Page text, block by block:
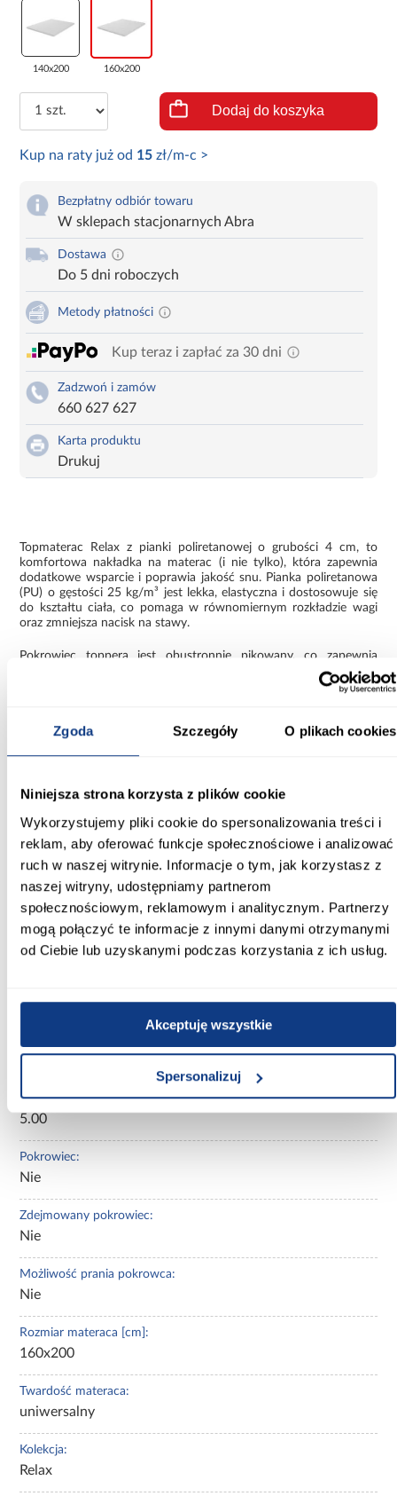
Zgoda Szczegóły O plikach cookies
Niniejsza strona korzysta z plików cookie
Wykorzystujemy pliki cookie do spersonalizowania treści i
reklam, aby oferować funkcje społecznościowe i analizować
ruch w naszej witrynie. Informacje o tym, jak korzystasz z
naszej witryny, udostępniamy partnerom
społecznościowym, reklamowym i analitycznym. Partnerzy
mogą połączyć te informacje z innymi danymi otrzymanymi
od Ciebie lub uzyskanymi podczas korzystania z ich usług.
Akceptuję wszystkie
Spersonalizuj
140x200 160x200
Dodaj do koszyka
Kup na raty już od 15 zł/m-c >
Bezpłatny odbiór towaru
W sklepach stacjonarnych Abra
Dostawa
Do 5 dni roboczych
Metody płatności
Kup teraz i zapłać za 30 dni
Zadzwoń i zamów
660 627 627
Karta produktu
Drukuj
Topmaterac Relax z pianki poliretanowej o grubości 4 cm, to
komfortowa nakładka na materac (i nie tylko), która zapewnia
dodatkowe wsparcie i poprawia jakość snu. Pianka poliretanowa
(PU) o gęstości 25 kg/m³ jest lekka, elastyczna i dostosowuje się
do kształtu ciała, co pomaga w równomiernym rozkładzie wagi
oraz zmniejsza nacisk na stawy.
Pokrowiec toppera jest obustronnie pikowany, co zapewnia
estetyczny wygląd i dodatkową trwałość materiału. Tkanina
Fresche to tkanina antybakteryjna, która zapobiega rozwojowi
materaca posiada właściwości termoregulacyjne, co oznacza, że
zapobiegając przegrzaniu lub wychłodzeniu. Dodatkowo, dzianina
zapewnia długotrwałą estetykę i wytrzymałość powierzchni
materaca.
Topper jest idealnym rozwiązaniem, gdy chcesz poprawić komfort
swojego łóżka, zapewniając sobie przyjemniejszy sen i lepsze
wsparcie dla kręgosłupa. Może być stosowany na istniejący
materac, aby zwiększyć jego wygodę.
Informacje Transport Informacje o
160.00
200.00
Wysokość [cm]:
5.00
Pokrowiec:
Nie
Zdejmowany pokrowiec:
Nie
Możliwość prania pokrowca:
Nie
Rozmiar materaca [cm]:
160x200
Twardość materaca:
uniwersalny
Kolekcja:
Relax